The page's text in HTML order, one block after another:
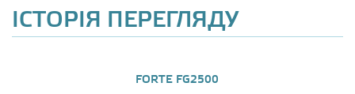
ІСТОРІЯ ПЕРЕГЛЯДУ
FORTE FG2500